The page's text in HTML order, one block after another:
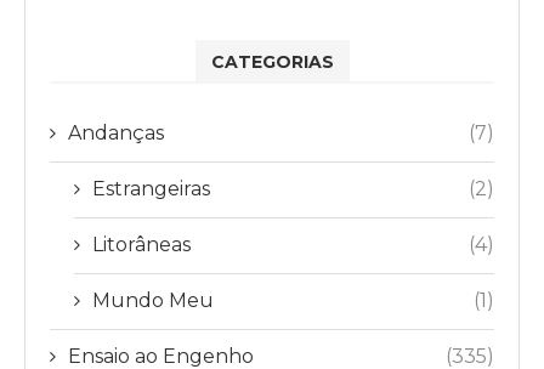
CATEGORIAS
Andanças (7)
Estrangeiras (2)
Litorâneas (4)
Mundo Meu (1)
Ensaio ao Engenho (335)